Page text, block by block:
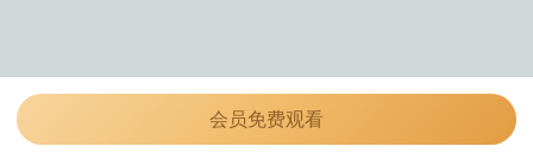
会员免费观看